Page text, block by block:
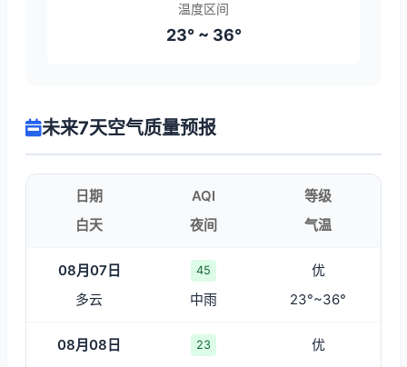
温度区间
23° ~ 36°
未来7天空气质量预报
日期 AQI
等级
白天
夜间 气温
08月07日 45
优
多云
中雨 23°~36°
08月08日 23
优